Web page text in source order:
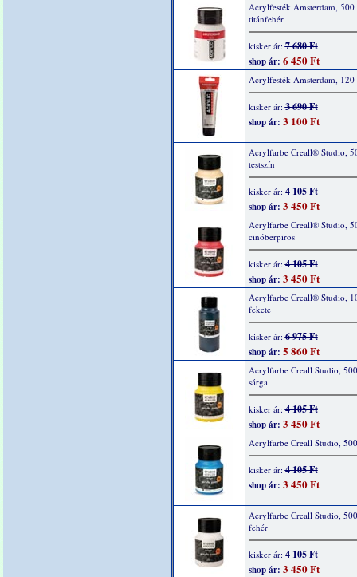
Acrylfesték Amsterdam, 500
titánfehér
kisker ár:7 680 Ft
shop ár: 6 450 Ft
Acrylfesték Amsterdam, 120
kisker ár:3 690 Ft
shop ár: 3 100 Ft
Acrylfarbe Creall® Studio,
testszín
kisker ár:4 105 Ft
shop ár: 3 450 Ft
Acrylfarbe Creall® Studio,
cinóberpiros
kisker ár:4 105 Ft
shop ár: 3 450 Ft
Acrylfarbe Creall® Studio,
fekete
kisker ár:6 975 Ft
shop ár: 5 860 Ft
Acrylfarbe Creall Studio,
sárga
kisker ár:4 105 Ft
shop ár: 3 450 Ft
Acrylfarbe Creall Studio,
kisker ár:4 105 Ft
shop ár: 3 450 Ft
Acrylfarbe Creall Studio,
fehér
kisker ár:4 105 Ft
shop ár: 3 450 Ft